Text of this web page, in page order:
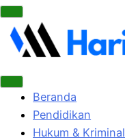
Beranda
Pendidikan
Hukum & Kriminal